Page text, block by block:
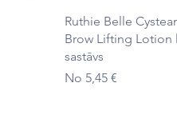
Ātrais
Ruthie Belle
Brow Lifting Lotion
sastāvs
No 5,45 €
Izpārdošanas cena